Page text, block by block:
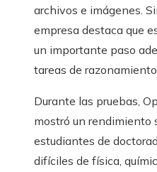
archivos e imágenes.
empresa destaca que
un importante paso
tareas de
Durante las pruebas,
mostró un rendimiento
estudiantes de
difíciles de física,